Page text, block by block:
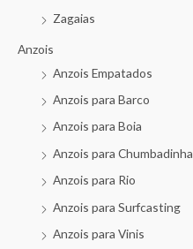
Zagaias
Anzois
Anzois Empatados
Anzois para Barco
Anzois para Boia
Anzois para Chumbadinha
Anzois para Rio
Anzois para Surfcasting
Anzois para Vinis